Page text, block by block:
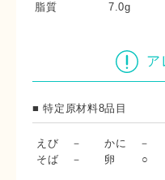
脂質
7.0g
ア
■ 特定原材料8品目
えび － かに －
そば
－ 卵 ○